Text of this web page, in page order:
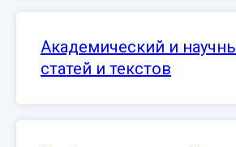
Академический и
статей и текстов